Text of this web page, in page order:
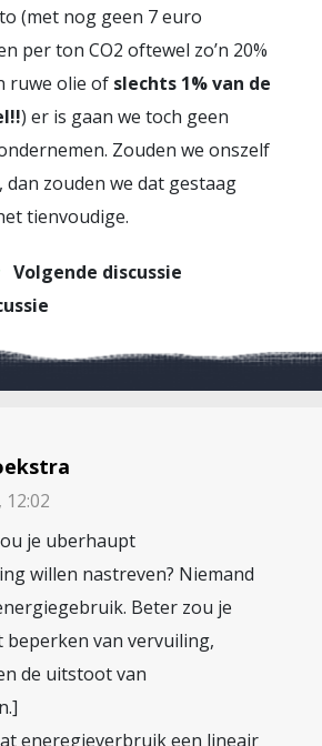
(met nog geen 7 euro
per ton CO2 oftewel zo’n 20%
ruwe olie of slechts 1% van de
) er is gaan we toch geen
Zouden we onszelf
dan zouden we dat gestaag
tienvoudige.
Volgende discussie
je uberhaupt
willen nastreven? Niemand
Beter zou je
van vervuiling,
de uitstoot van
eneregieverbruik een lineair